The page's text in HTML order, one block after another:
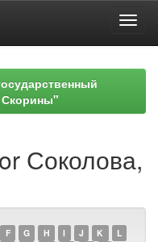
Скорины"
Соколова,
F G H I J K
L